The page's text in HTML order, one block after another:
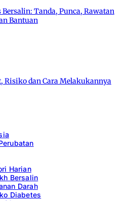
Tanda, Punca, Rawatan
Bantuan
Risiko dan Cara Melakukannya
Harian
Bersalin
Darah
Diabetes